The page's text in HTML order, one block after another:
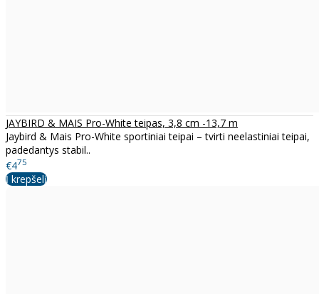
JAYBIRD & MAIS Pro-White teipas, 3,8 cm -13,7 m
Jaybird & Mais Pro-White sportiniai teipai – tvirti neelastiniai teipai,
padedantys stabil..
€475
Į krepšelį